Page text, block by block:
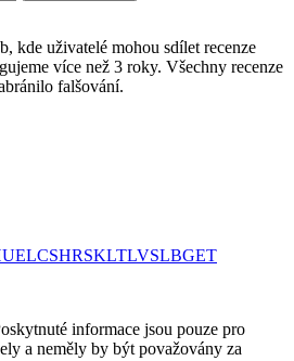
kde uživatelé mohou sdílet recenze
více než 3 roky. Všechny recenze
falšování.
ELCSHRSKLTLVSLBGET
informace jsou pouze pro
a neměly by být považovány za